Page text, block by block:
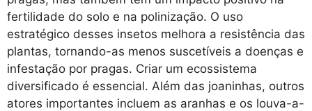
fertilidade do solo e na polinização. O uso
estratégico desses insetos melhora a resistência das
plantas, tornando-as menos suscetíveis a doenças e
infestação por pragas. Criar um ecossistema
diversificado é essencial. Além das joaninhas, outros
atores importantes incluem as aranhas e os louva-a-